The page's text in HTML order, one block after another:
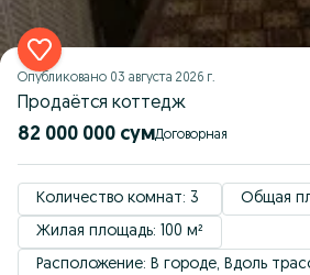
Опубликовано 03 августа 2026 г.
Продаётся коттедж
82 000 000 сум Договорная
Количество комнат: 3
Общая
Жилая площадь: 100 м²
Расположение: В городе, Вдоль